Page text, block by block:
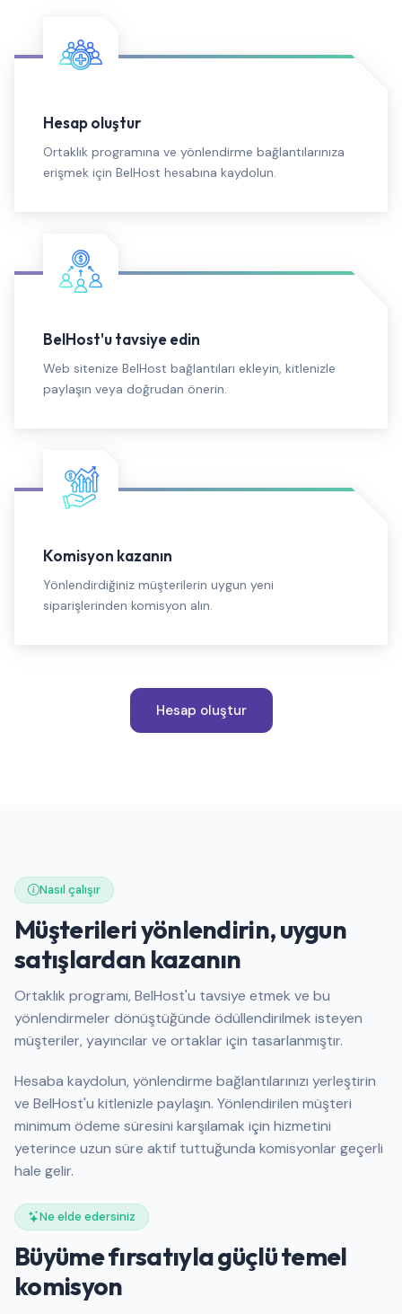
Hesap oluştur
Ortaklık programına ve yönlendirme bağlantılarınıza
erişmek için BelHost hesabına kaydolun.
BelHost'u tavsiye edin
Web sitenize BelHost bağlantıları ekleyin, kitlenizle
paylaşın veya doğrudan önerin.
Komisyon kazanın
Yönlendirdiğiniz müşterilerin uygun yeni
siparişlerinden komisyon alın.
Hesap oluştur
Nasıl çalışır
Müşterileri yönlendirin, uygun
satışlardan kazanın
Ortaklık programı, BelHost'u tavsiye etmek ve bu
yönlendirmeler dönüştüğünde ödüllendirilmek isteyen
müşteriler, yayıncılar ve ortaklar için tasarlanmıştır.
Hesaba kaydolun, yönlendirme bağlantılarınızı yerleştirin
ve BelHost'u kitlenizle paylaşın. Yönlendirilen müşteri
minimum ödeme süresini karşılamak için hizmetini
yeterince uzun süre aktif tuttuğunda komisyonlar geçerli
hale gelir.
Ne elde edersiniz
Büyüme fırsatıyla güçlü temel
komisyon